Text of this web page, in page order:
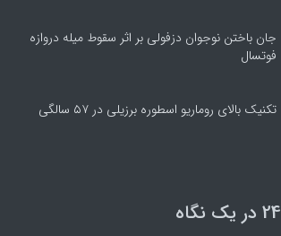
جان باختن نوجوان دزفولی بر اثر سقوط میله دروازه
فوتسال
تکنیک بالای روماریو اسطوره برزیلی در ۵۷ سالگی